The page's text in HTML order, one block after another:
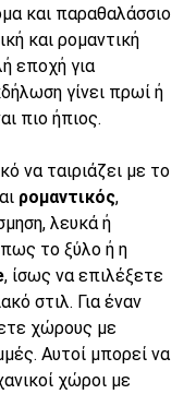
και παραθαλάσσιο
και ρομαντική
εποχή για
γίνει πρωί ή
πιο ήπιος.
να ταιριάζει με το
ρομαντικός,
λευκά ή
το ξύλο ή η
, ίσως να επιλέξετε
στιλ. Για έναν
χώρους με
Αυτοί μπορεί να
χώροι με